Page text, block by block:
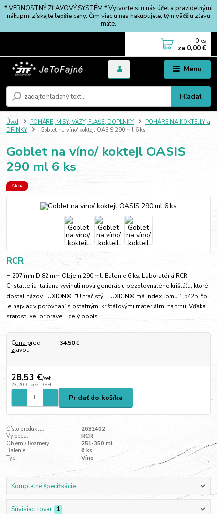
* VERNOSTNÝ ZĽAVOVÝ SYSTÉM * Vytvorte si u nás účet a pravidelnými
nákupmi získajte lepšie ceny. Čím viac u nás nakupujete, tým väčšiu zľavu
máte.
Menu
Hľadať
0 ks
za 0,00 €
Úvod POHÁRE, MISY, VÁZY, FĽAŠE, DOPLNKY
POHÁRE NA KOKTEJLY a
DRINKY
Goblet na víno/ koktejl OASIS 290 ml 6 ks
Goblet na víno/ koktejl OASIS
290 ml 6 ks
Akcia
RCR
H 207 mm D 82 mm Objem 290 ml. Balenie 6 ks. Laboratóriá RCR
Cristalleria Italiana vyvinuli novú generáciu bezolovnatého krištáľu, ktoré
dostal názov LUXION®. "Ultračistý" LUXION® má index lomu 1,5425, čo
je najviac v porovnaní s ostatnými krištáľovými materiálmi na trhu. Vďaka
starostlivej príprave... celý popis
Cena pred
zľavou
34,50 €
28,53 €/set
23,20 € bez DPH
Pridať do košíka
Číslo produktu:
2632402
Výrobca:
RCR
Objem / Rozmery:
251-350 ml
Balenie:
6 ks
Typ:
Víno
Kompletné špecifikácie
Súvisiaci tovar 1